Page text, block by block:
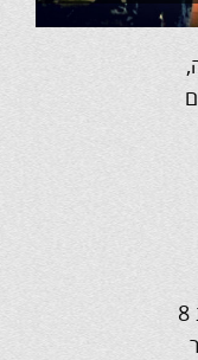
דרמון, משפחה טבריינית שורשית בת 8